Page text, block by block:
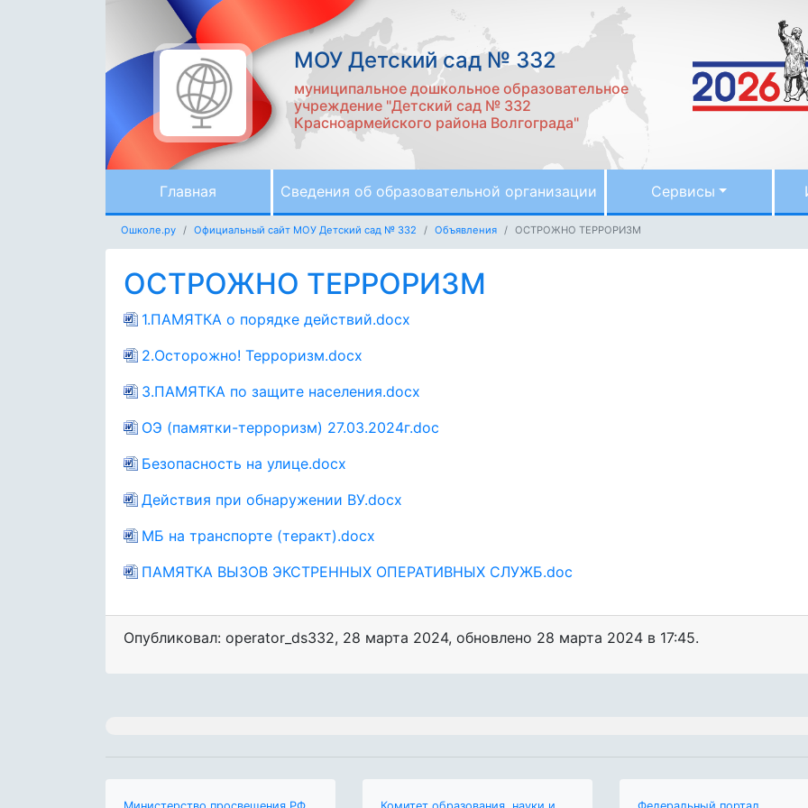
МОУ Детский сад № 332
муниципальное дошкольное образовательное
учреждение "Детский сад № 332
Красноармейского района Волгограда"
Главная Сведения об образовательной организации Сервисы
Ошколе.ру Официальный сайт МОУ Детский сад № 332 Объявления ОСТРОЖНО ТЕРРОРИЗМ
ОСТРОЖНО ТЕРРОРИЗМ
1.ПАМЯТКА о порядке действий.docx
2.Осторожно! Терроризм.docx
3.ПАМЯТКА по защите населения.docx
ОЭ (памятки-терроризм) 27.03.2024г.doc
Безопасность на улице.docx
Действия при обнаружении ВУ.docx
МБ на транспорте (теракт).docx
ПАМЯТКА ВЫЗОВ ЭКСТРЕННЫХ ОПЕРАТИВНЫХ СЛУЖБ.doc
Опубликовал: operator_ds332, 28 марта 2024, обновлено 28 марта 2024 в 17:45.